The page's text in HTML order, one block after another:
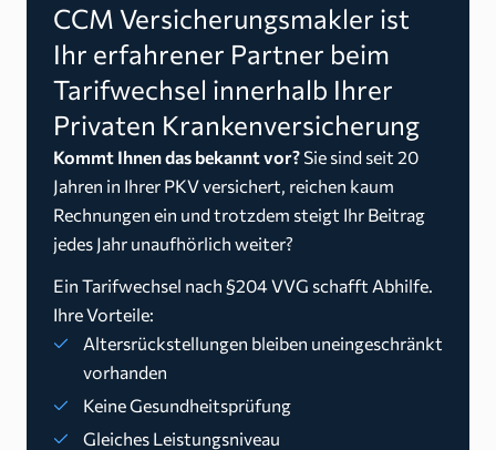
CCM Versicherungsmakler ist
Ihr erfahrener Partner beim
Tarifwechsel innerhalb Ihrer
Privaten Krankenversicherung
Kommt Ihnen das bekannt vor? Sie sind seit 20
Jahren in Ihrer PKV versichert, reichen kaum
Rechnungen ein und trotzdem steigt Ihr Beitrag
jedes Jahr unaufhörlich weiter?
Ein Tarifwechsel nach §204 VVG schafft Abhilfe.
Ihre Vorteile:
Altersrückstellungen bleiben uneingeschränkt
vorhanden
Keine Gesundheitsprüfung
Gleiches Leistungsniveau